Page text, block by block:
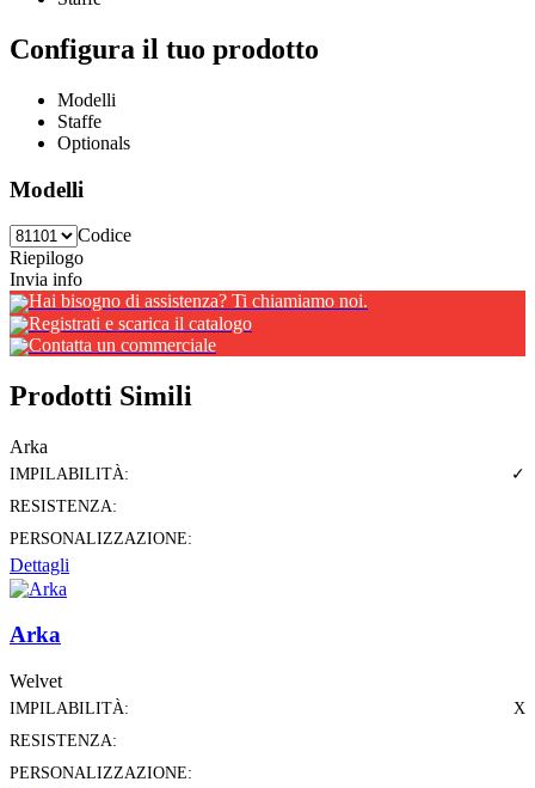
Configura il tuo prodotto
Modelli
Staffe
Optionals
Modelli
Codice
Riepilogo
Invia info
Hai bisogno di assistenza? Ti chiamiamo noi.
Registrati e scarica il catalogo
Contatta un commerciale
Prodotti Simili
Arka
IMPILABILITÀ:
✓
RESISTENZA:
PERSONALIZZAZIONE:
Dettagli
Arka
Welvet
IMPILABILITÀ:
X
RESISTENZA:
PERSONALIZZAZIONE: